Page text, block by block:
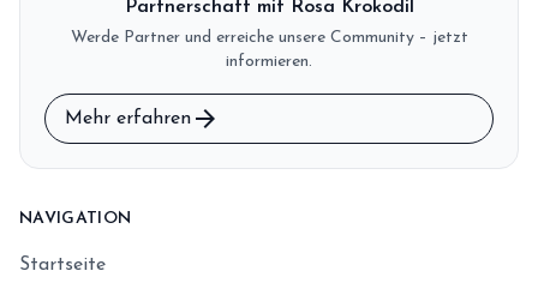
Partnerschaft mit Rosa Krokodil
Werde Partner und erreiche unsere Community – jetzt
informieren.
Mehr erfahren arrow_forward
NAVIGATION
Startseite